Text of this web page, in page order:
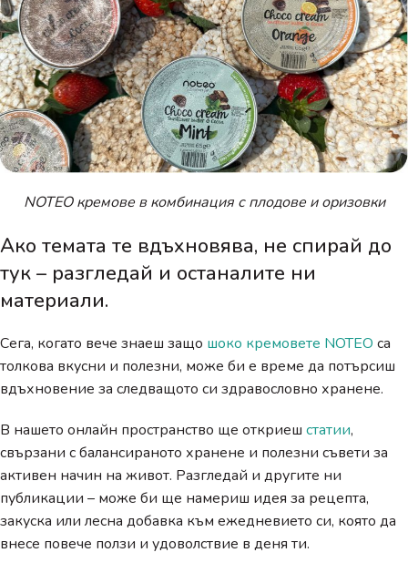
NOTEO кремове в комбинация с плодове и оризовки
Ако темата те вдъхновява, не спирай до
тук – разгледай и останалите ни
материали.
Сега, когато вече знаеш защо шоко кремовете NOTEO са
толкова вкусни и полезни, може би е време да потърсиш
вдъхновение за следващото си здравословно хранене.
В нашето онлайн пространство ще откриеш статии,
свързани с балансираното хранене и полезни съвети за
активен начин на живот. Разгледай и другите ни
публикации – може би ще намериш идея за рецепта,
закуска или лесна добавка към ежедневието си, която да
внесе повече ползи и удоволствие в деня ти.